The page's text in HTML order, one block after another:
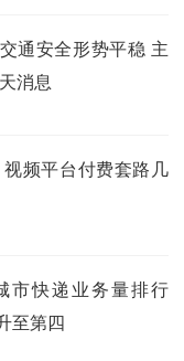
通安全形势平稳 主
消息
频平台付费套路几
市快递业务量排行
至第四